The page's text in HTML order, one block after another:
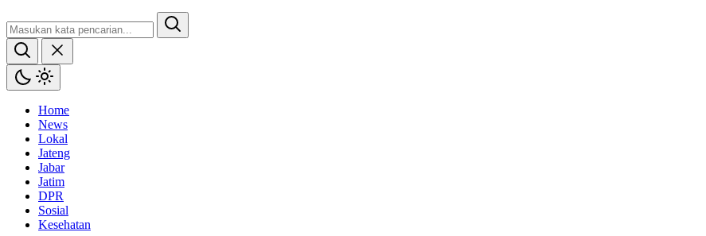
Home
News
Lokal
Jateng
Jabar
Jatim
DPR
Sosial
Kesehatan